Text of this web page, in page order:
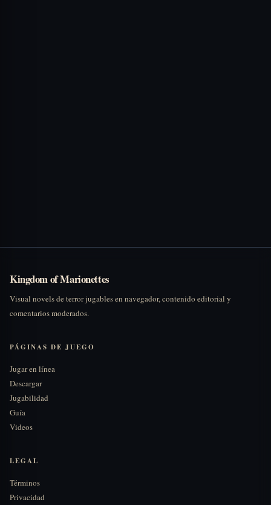
Kingdom of Marionettes
Visual novels de terror jugables en navegador, contenido editorial y
comentarios moderados.
PÁGINAS DE JUEGO
Jugar en línea
Descargar
Jugabilidad
Guía
Videos
LEGAL
Términos
Privacidad